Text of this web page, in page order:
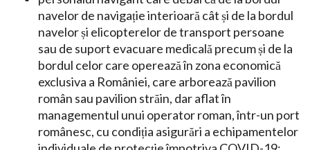
navelor de navigație interioară cât și de la bordul
navelor și elicopterelor de transport persoane
sau de suport evacuare medicală precum și de la
bordul celor care operează în zona economică
exclusiva a României, care arborează pavilion
român sau pavilion străin, dar aflat în
managementul unui operator roman, într-un port
românesc, cu condiția asigurări a echipamentelor